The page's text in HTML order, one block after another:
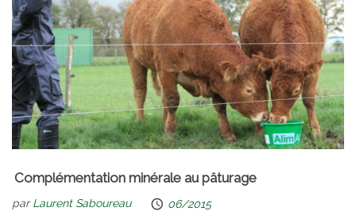
Complémentation minérale au pâturage
parLaurent Saboureau 06/2015